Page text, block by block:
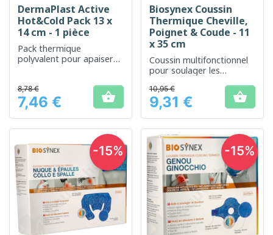
DermaPlast Active
Hot&Cold Pack 13 x
14 cm - 1 pièce
Pack thermique
polyvalent pour apaiser
Prix
8,78 €
7,46 € 
Biosynex Coussin
Thermique Cheville,
Poignet & Coude - 11
x 35 cm
Coussin multifonctionnel
pour soulager les
Prix
10,95 €
9,31 € 
-15% -15%